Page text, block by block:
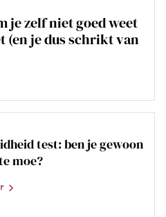
je zelf niet goed weet
(en je dus schrikt van
test: ben je gewoon
moe?